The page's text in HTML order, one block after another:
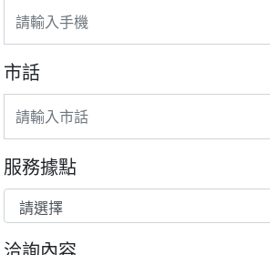
市話
服務據點